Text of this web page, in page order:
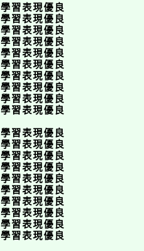
習表現優良
習表現優良
習表現優良
習表現優良
習表現優良
習表現優良
習表現優良
習表現優良
習表現優良
習表現優良
習表現優良
習表現優良
習表現優良
習表現優良
習表現優良
習表現優良
習表現優良
習表現優良
習表現優良
習表現優良